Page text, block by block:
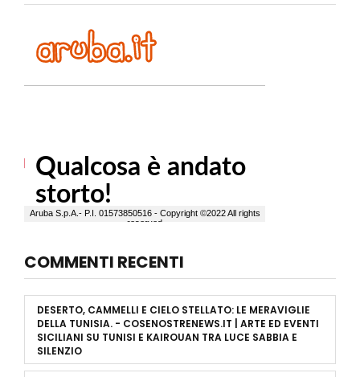
COMMENTI RECENTI
DESERTO, CAMMELLI E CIELO STELLATO: LE MERAVIGLIE
DELLA TUNISIA. - COSENOSTRENEWS.IT | ARTE ED EVENTI
SICILIANI SU TUNISI E KAIROUAN TRA LUCE SABBIA E
SILENZIO